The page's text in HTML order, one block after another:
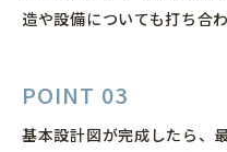
造や設備についても打ち合
POINT 03
基本設計図が完成したら、